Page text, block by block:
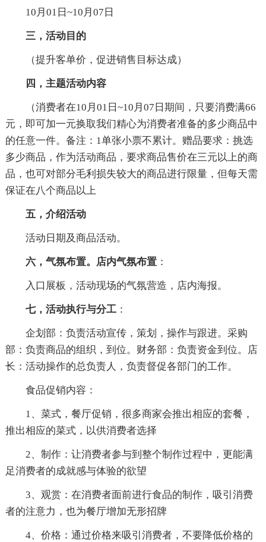
10月01日~10月07日
三，活动目的
（提升客单价，促进销售目标达成）
四，主题活动内容
（消费者在10月01日~10月07日期间，只要消费满66
元，即可加一元换取我们精心为消费者准备的多少商品中
的任意一件。备注：1单张小票不累计。赠品要求：挑选
多少商品，作为活动商品，要求商品售价在三元以上的商
品，也可对部分毛利损失较大的商品进行限量，但每天需
保证在八个商品以上
五，介绍活动
活动日期及商品活动。
六，气氛布置。店内气氛布置：
入口展板，活动现场的气氛营造，店内海报。
七，活动执行与分工：
企划部：负责活动宣传，策划，操作与跟进。采购
部：负责商品的组织，到位。财务部：负责资金到位。店
长：活动操作的总负责人，负责督促各部门的工作。
食品促销内容：
1、菜式，餐厅促销，很多商家会推出相应的套餐，
推出相应的菜式，以供消费者选择
2、制作：让消费者参与到整个制作过程中，更能满
足消费者的成就感与体验的欲望
3、观赏：在消费者面前进行食品的制作，吸引消费
者的注意力，也为餐厅增加无形招牌
4、价格：通过价格来吸引消费者，不要降低价格的